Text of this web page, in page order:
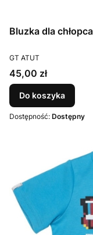
Bluzka dla
PRODUCENT
GT ATUT
Cena
45,00 zł
Do koszyka
Dostępność: Dostępny